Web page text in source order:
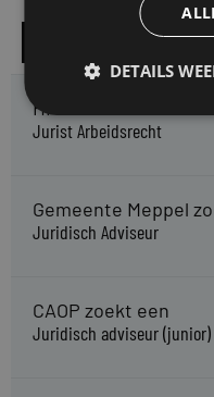
HMP zoekt een
Jurist Arbeidsrecht
Gemeente Meppel
Juridisch Adviseur
CAOP zoekt een
Juridisch adviseur (junior)
DETAILS